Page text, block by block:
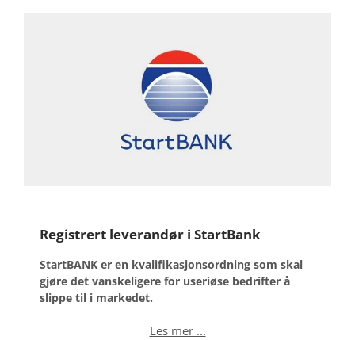
Registrert leverandør i StartBank
StartBANK er en kvalifikasjonsordning som skal
gjøre det vanskeligere for useriøse bedrifter å
slippe til i markedet.
Les mer ...